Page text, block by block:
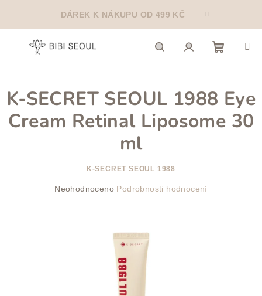
obsah
DÁREK K NÁKUPU OD 499 KČ
košík
K-SECRET SEOUL 1988 Eye
Cream Retinal Liposome 30
ml
K-SECRET SEOUL 1988
Průměrné
Neohodnoceno Podrobnosti hodnocení